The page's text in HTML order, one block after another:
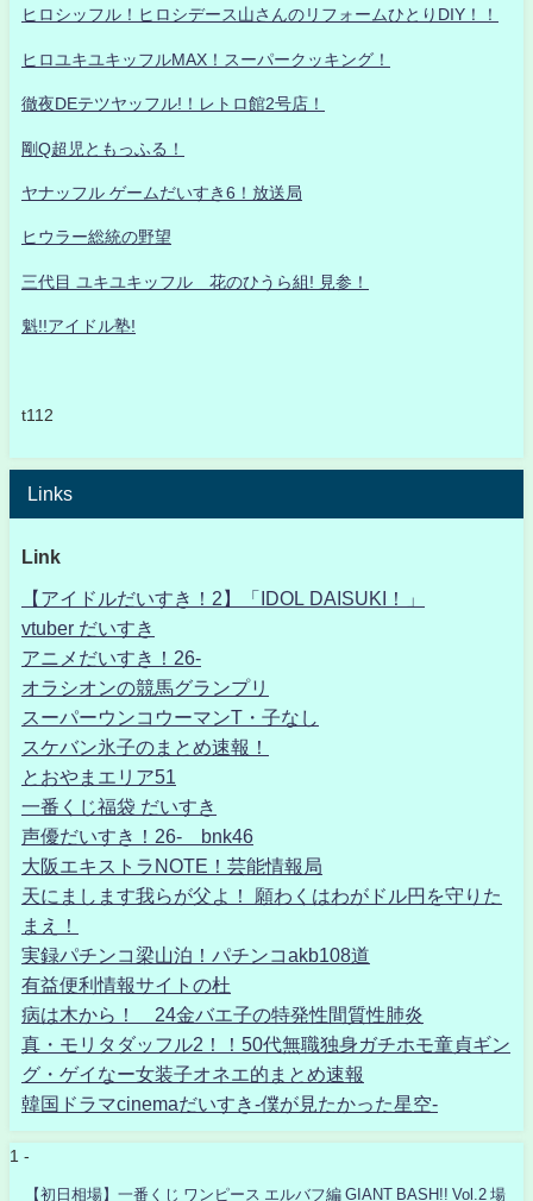
ヒロシッフル！ヒロシデース山さんのリフォームひとりDIY！！
ヒロユキユキッフルMAX！スーパークッキング！
徹夜DEテツヤッフル!！レトロ館2号店！
剛Q超児ともっふる！
ヤナッフル ゲームだいすき6！放送局
ヒウラー総統の野望
三代目 ユキユキッフル 花のひうら組! 見参！
魁!!アイドル塾!
t112
Links
Link
【アイドルだいすき！2】「IDOL DAISUKI！」
vtuber だいすき
アニメだいすき！26-
オラシオンの競馬グランプリ
スーパーウンコウーマンT・子なし
スケバン氷子のまとめ速報！
とおやまエリア51
一番くじ福袋 だいすき
声優だいすき！26- bnk46
大阪エキストラNOTE！芸能情報局
天にまします我らが父よ！ 願わくはわがドル円を守りた
まえ！
実録パチンコ梁山泊！パチンコakb108道
有益便利情報サイトの杜
病は木から！ 24金バエ子の特発性間質性肺炎
真・モリタダッフル2！！50代無職独身ガチホモ童貞ギン
グ・ゲイなー女装子オネエ的まとめ速報
韓国ドラマcinemaだいすき-僕が見たかった星空-
1 -
【初日相場】一番くじ ワンピース エルバフ編 GIANT BASH!! Vol.2 場